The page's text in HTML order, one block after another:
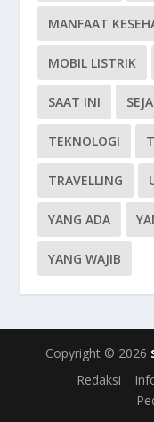
MANFAAT
MOBIL LISTRIK
SAAT INI
TEKNOLOGI
TRAVELLING
YANG ADA
YANG WAJIB
Copyright © 2026
Redaksi